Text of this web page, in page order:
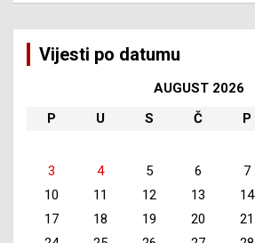
Vijesti po datumu
AUGUST 2026
P
U S Č P
3
4 5 6 7
10
11 12 13 14
17
18 19 20 21